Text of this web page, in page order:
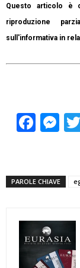
Questo articolo è
riproduzione
sull'informativa in
PAROLE CHIAVE